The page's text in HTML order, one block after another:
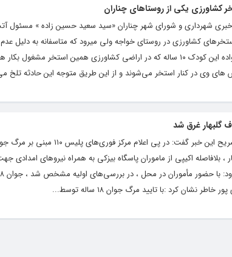
خبری شهرداری و شورای شهر چناران «سید سعید حسین زاده »
از استخرهای کشاورزی در روستای خواجه ولی میرود که متاسفانه به دلیل
غرق شدگی می‌شود. وی افزود: خانواده این کودک ۱۰ ساله که در اراضی کشاورزی همین
وی در کنار استخر می‌شوند و از این طریق متوجه این حادثه تلخ
بلافاصله اکیپی از ماموران پاسگاه بیزکی به همراه نیروهای
کرد :با تایید مرگ جوان ۱۸ ساله توسط...